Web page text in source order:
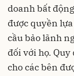
doanh bất
được quyền
cầu bảo lãnh
đối với họ.
cho các bên